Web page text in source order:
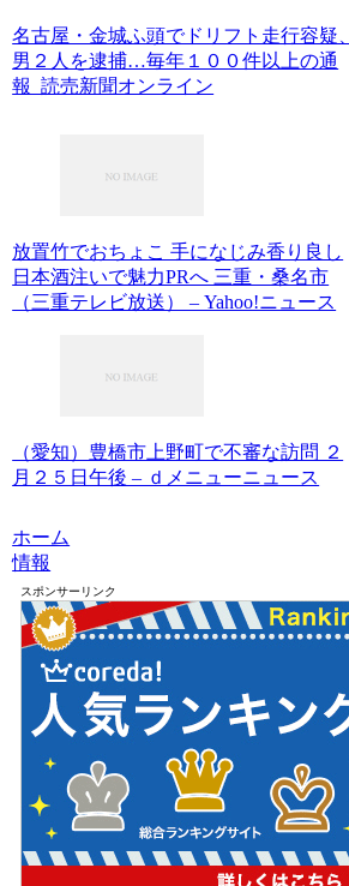
名古屋・金城ふ頭でドリフト走行容疑、
男２人を逮捕…毎年１００件以上の通
報 読売新聞オンライン
放置竹でおちょこ 手になじみ香り良し
日本酒注いで魅力PRへ 三重・桑名市
（三重テレビ放送） – Yahoo!ニュース
（愛知）豊橋市上野町で不審な訪問 ２
月２５日午後 – ｄメニューニュース
ホーム
情報
スポンサーリンク